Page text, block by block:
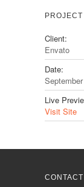
Client:
Envato
Date:
Live
Visit Site